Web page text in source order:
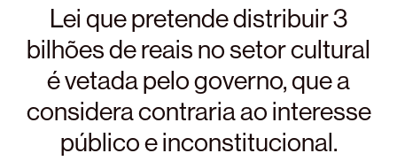
Lei que pretende distribuir 3
bilhões de reais no setor cultural
é vetada pelo governo, que a
considera contraria ao interesse
público e inconstitucional.